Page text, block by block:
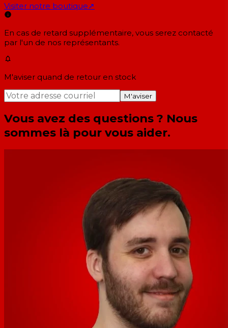
Visiter notre boutique↗
En cas de retard supplémentaire, vous serez contacté
par l'un de nos représentants.
M'aviser quand de retour en stock
M'aviser
Vous avez des questions ? Nous
sommes là pour vous aider.